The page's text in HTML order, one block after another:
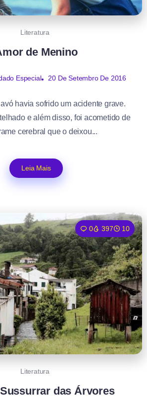
Literatura
de Menino
Especial 20 De Setembro De 2016
havia sofrido um acidente grave.
e além disso, foi acometido de
cerebral que o deixou...
Leia Mais
0 397 10
Literatura
das Árvores